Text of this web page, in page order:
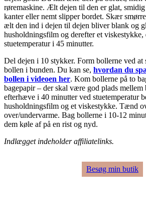
røremaskine. Ælt dejen til den er glat,
kanter eller nemt slipper bordet. Skær
ælt den ind i dejen til dejen bliver blank og
husholdningsfilm og derefter et
stuetemperatur i 45 minutter.
Del dejen i 10 stykker. Form bollerne ved
bollen i bunden. Du kan se, hvordan du
bollen i videoen her. Kom bollerne på to
bagepapir – der skal være god plads
efterhæve i 40 minutter ved stuetemperatur
husholdningsfilm og et viskestykke. Tænd
over/undervarme. Bag bollerne i 10-12
dem køle af på en rist og nyd.
Indlægget indeholder affiliatelinks.
Besøg min butik